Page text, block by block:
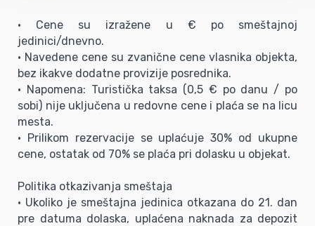
• Cene su izražene u € po smeštajnoj
jedinici/dnevno.
• Navedene cene su zvanične cene vlasnika objekta,
bez ikakve dodatne provizije posrednika.
• Napomena: Turistička taksa (0,5 € po danu / po
sobi) nije uključena u redovne cene i plaća se na licu
mesta.
• Prilikom rezervacije se uplaćuje 30% od ukupne
cene, ostatak od 70% se plaća pri dolasku u objekat.
Politika otkazivanja smeštaja
• Ukoliko je smeštajna jedinica otkazana do 21. dan
pre datuma dolaska, uplaćena naknada za depozit